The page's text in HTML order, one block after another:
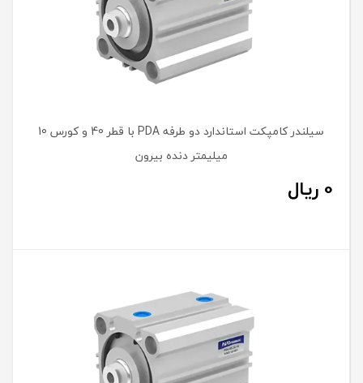
سیلندر کامپکت استاندارد دو طرفه PDA با قطر 40 و کورس 10
میلیمتر دنده بیرون
0 ریال